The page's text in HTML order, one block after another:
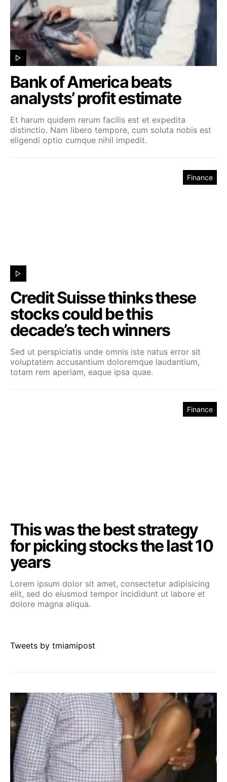
Bank of America beats
analysts’ profit estimate
Et harum quidem rerum facilis est et expedita
distinctio. Nam libero tempore, cum soluta nobis est
eligendi optio cumque nihil impedit.
Finance
Credit Suisse thinks these
stocks could be this
decade’s tech winners
Sed ut perspiciatis unde omnis iste natus error sit
voluptatem accusantium doloremque laudantium,
totam rem aperiam, eaque ipsa quae.
Finance
This was the best strategy
for picking stocks the last 10
years
Lorem ipsum dolor sit amet, consectetur adipisicing
elit, sed do eiusmod tempor incididunt ut labore et
dolore magna aliqua.
Tweets by tmiamipost